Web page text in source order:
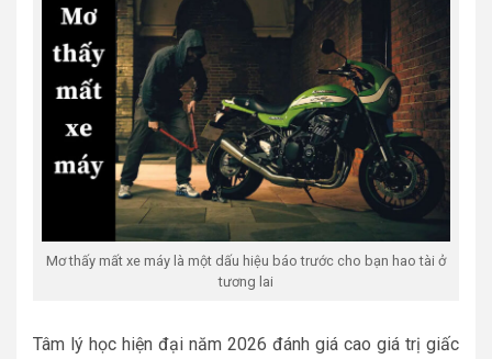
Mơ thấy mất xe máy là một dấu hiệu báo trước cho bạn hao tài ở
tương lai
Tâm lý học hiện đại năm 2026 đánh giá cao giá trị giấc